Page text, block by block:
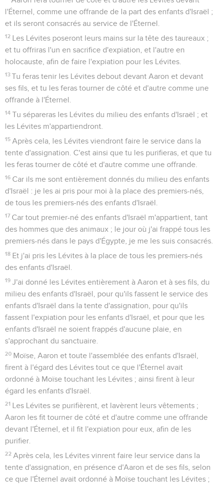
l'Éternel, comme une offrande de la part des enfants d'Israël ;
et ils seront consacrés au service de l'Éternel.
12 Les Lévites poseront leurs mains sur la tête des taureaux ;
et tu offriras l'un en sacrifice d'expiation, et l'autre en
holocauste, afin de faire l'expiation pour les Lévites.
13 Tu feras tenir les Lévites debout devant Aaron et devant
ses fils, et tu les feras tourner de côté et d'autre comme une
offrande à l'Éternel.
14 Tu sépareras les Lévites du milieu des enfants d'Israël ; et
les Lévites m'appartiendront.
15 Après cela, les Lévites viendront faire le service dans la
tente d'assignation. C'est ainsi que tu les purifieras, et que tu
les feras tourner de côté et d'autre comme une offrande.
16 Car ils me sont entièrement donnés du milieu des enfants
d'Israël : je les ai pris pour moi à la place des premiers-nés,
de tous les premiers-nés des enfants d'Israël.
17 Car tout premier-né des enfants d'Israël m'appartient, tant
des hommes que des animaux ; le jour où j'ai frappé tous les
premiers-nés dans le pays d'Égypte, je me les suis consacrés.
18 Et j'ai pris les Lévites à la place de tous les premiers-nés
des enfants d'Israël.
19 J'ai donné les Lévites entièrement à Aaron et à ses fils, du
milieu des enfants d'Israël, pour qu'ils fassent le service des
enfants d'Israël dans la tente d'assignation, pour qu'ils
fassent l'expiation pour les enfants d'Israël, et pour que les
enfants d'Israël ne soient frappés d'aucune plaie, en
s'approchant du sanctuaire.
20 Moïse, Aaron et toute l'assemblée des enfants d'Israël,
firent à l'égard des Lévites tout ce que l'Éternel avait
ordonné à Moïse touchant les Lévites ; ainsi firent à leur
égard les enfants d'Israël.
21 Les Lévites se purifièrent, et lavèrent leurs vêtements ;
Aaron les fit tourner de côté et d'autre comme une offrande
devant l'Éternel, et il fit l'expiation pour eux, afin de les
purifier.
22 Après cela, les Lévites vinrent faire leur service dans la
tente d'assignation, en présence d'Aaron et de ses fils, selon
ce que l'Éternel avait ordonné à Moïse touchant les Lévites ;